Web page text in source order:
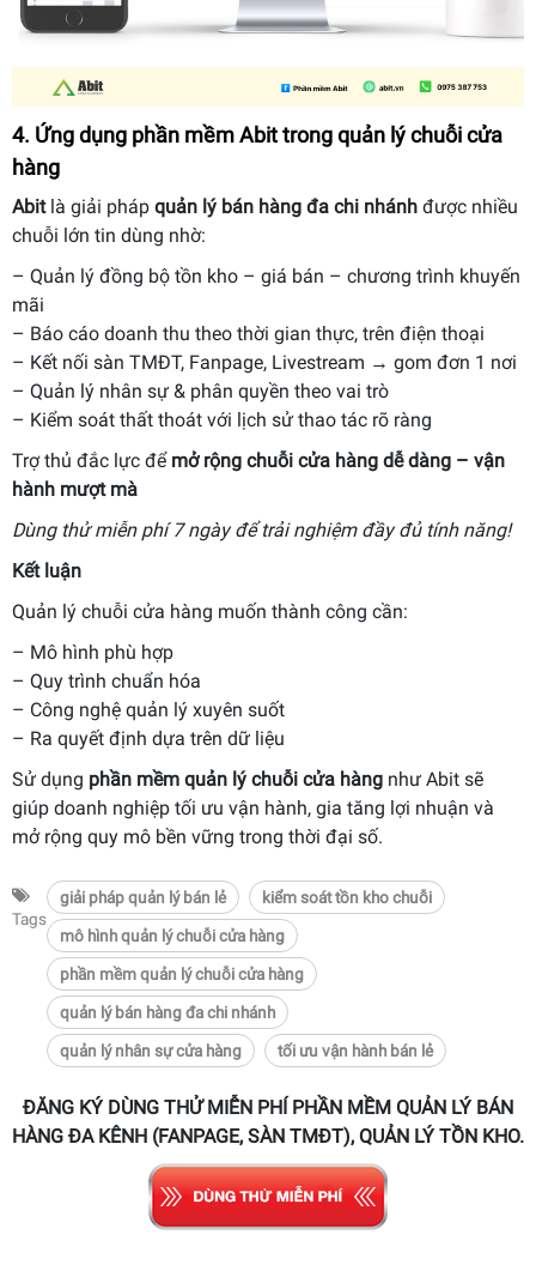
4. Ứng dụng phần mềm Abit trong quản lý chuỗi cửa
hàng
Abitlà giải pháp quản lý bán hàng đa chi nhánh được nhiều
chuỗi lớn tin dùng nhờ:
– Quản lý đồng bộ tồn kho – giá bán – chương trình khuyến
mãi
– Báo cáo doanh thu theo thời gian thực, trên điện thoại
– Kết nối sàn TMĐT, Fanpage, Livestream → gom đơn 1 nơi
– Quản lý nhân sự & phân quyền theo vai trò
– Kiểm soát thất thoát với lịch sử thao tác rõ ràng
Trợ thủ đắc lực để mở rộng chuỗi cửa hàng dễ dàng – vận
hành mượt mà
Dùng thử miễn phí 7 ngày để trải nghiệm đầy đủ tính năng!
Kết luận
Quản lý chuỗi cửa hàng muốn thành công cần:
– Mô hình phù hợp
– Quy trình chuẩn hóa
– Công nghệ quản lý xuyên suốt
– Ra quyết định dựa trên dữ liệu
Sử dụng phần mềm quản lý chuỗi cửa hàng như Abit sẽ
giúp doanh nghiệp tối ưu vận hành, gia tăng lợi nhuận và
mở rộng quy mô bền vững trong thời đại số.
Tags
giải pháp quản lý bán lẻ
kiểm soát tồn kho chuỗi
mô hình quản lý chuỗi cửa hàng
phần mềm quản lý chuỗi cửa hàng
quản lý bán hàng đa chi nhánh
quản lý nhân sự cửa hàng
tối ưu vận hành bán lẻ
ĐĂNG KÝ DÙNG THỬ MIỄN PHÍ PHẦN MỀM QUẢN LÝ BÁN
HÀNG ĐA KÊNH (FANPAGE, SÀN TMĐT), QUẢN LÝ TỒN KHO.